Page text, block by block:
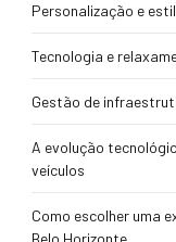
Personalização e
Tecnologia e
Gestão de
A evolução
veículos
Como escolher uma
Belo Horizonte